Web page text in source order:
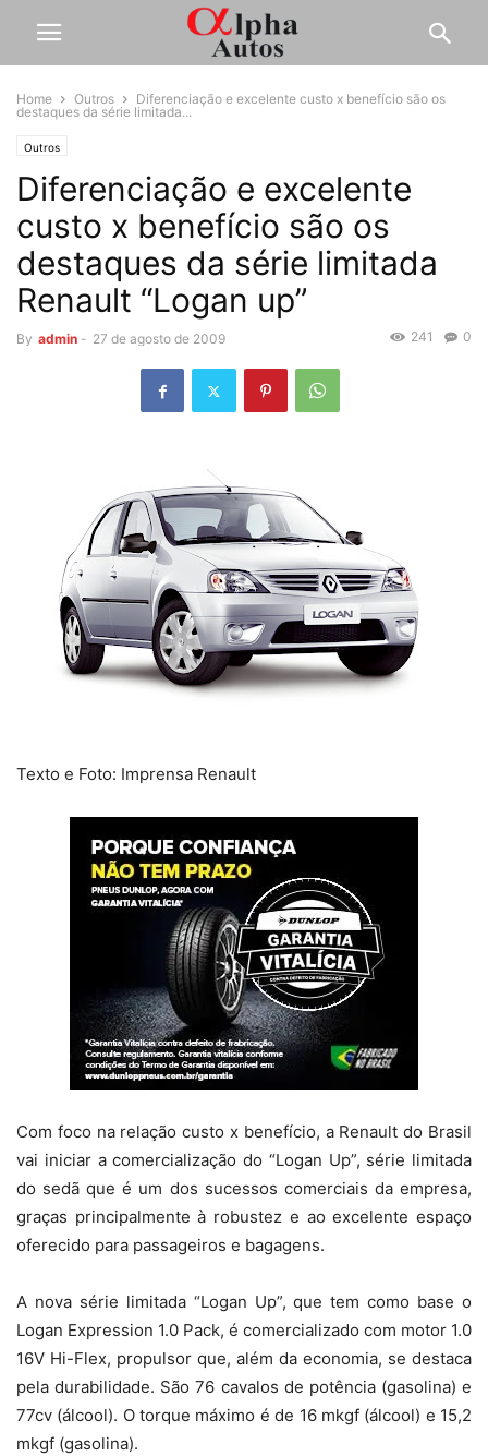
Home Outros
Diferenciação e excelente custo x benefício são os
destaques da série limitada...
Outros
Diferenciação e excelente
custo x benefício são os
destaques da série limitada
Renault “Logan up”
By admin - 27 de agosto de 2009 0
241
Texto e Foto: Imprensa Renault
Com foco na relação custo x benefício, a Renault do Brasil
vai iniciar a comercialização do “Logan Up”, série limitada
do sedã que é um dos sucessos comerciais da empresa,
graças principalmente à robustez e ao excelente espaço
oferecido para passageiros e bagagens.
A nova série limitada “Logan Up”, que tem como base o
Logan Expression 1.0 Pack, é comercializado com motor 1.0
16V Hi-Flex, propulsor que, além da economia, se destaca
pela durabilidade. São 76 cavalos de potência (gasolina) e
77cv (álcool). O torque máximo é de 16 mkgf (álcool) e 15,2
mkgf (gasolina).